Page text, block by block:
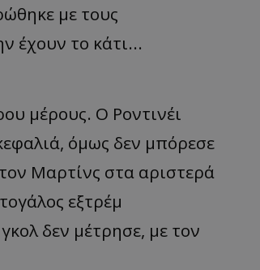
με τους
έχουν το κάτι...
μέρους. Ο Ροντινέι
όμως δεν μπόρεσε
Μαρτίνς στα αριστερά
εξτρέμ
δεν μέτρησε, με τον